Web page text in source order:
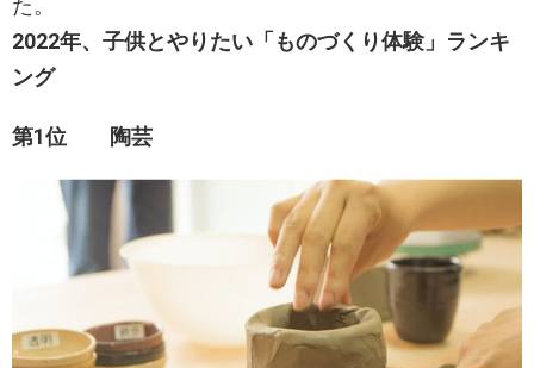
た。
2022年、子供とやりたい「ものづくり体験」ランキ
ング
第1位 陶芸